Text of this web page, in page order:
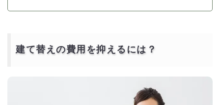
建て替えの費用を抑えるには？